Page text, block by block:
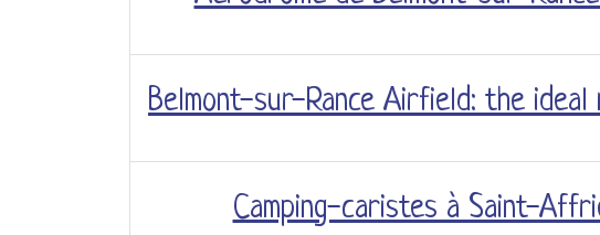
Belmont-sur-Rance Airfield: the
Camping-caristes à Saint-